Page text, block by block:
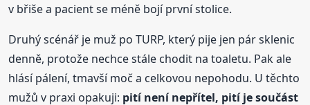
v břiše a pacient se méně bojí první stolice.
Druhý scénář je muž po TURP, který pije jen pár sklenic
denně, protože nechce stále chodit na toaletu. Pak ale
hlásí pálení, tmavší moč a celkovou nepohodu. U těchto
mužů v praxi opakuji: pití není nepřítel, pití je součást